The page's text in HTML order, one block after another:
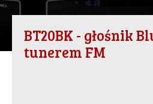
BT20BK - głośnik
tunerem FM